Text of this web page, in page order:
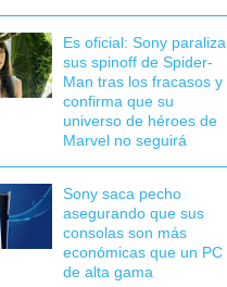
Es oficial: Sony paraliza
sus spinoff de Spider-
Man tras los fracasos y
confirma que su
universo de héroes de
Marvel no seguirá
Sony saca pecho
asegurando que sus
consolas son más
económicas que un PC
de alta gama